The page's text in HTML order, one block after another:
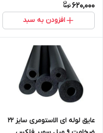
620,000
افزودن به سبد
عایق لوله ای الاستومری سایز ۲۲